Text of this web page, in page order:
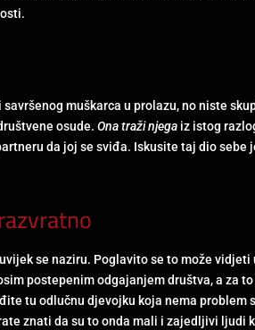
muškarca u prolazu, no niste
osude. Ona traži njega iz istog
da joj se sviđa. Iskusite taj dio sebe
se naziru. Poglavito se to može
postepenim odgajanjem društva, a za
tu odlučnu djevojku koja nema problem
znati da su to onda mali i zajedljivi ljudi